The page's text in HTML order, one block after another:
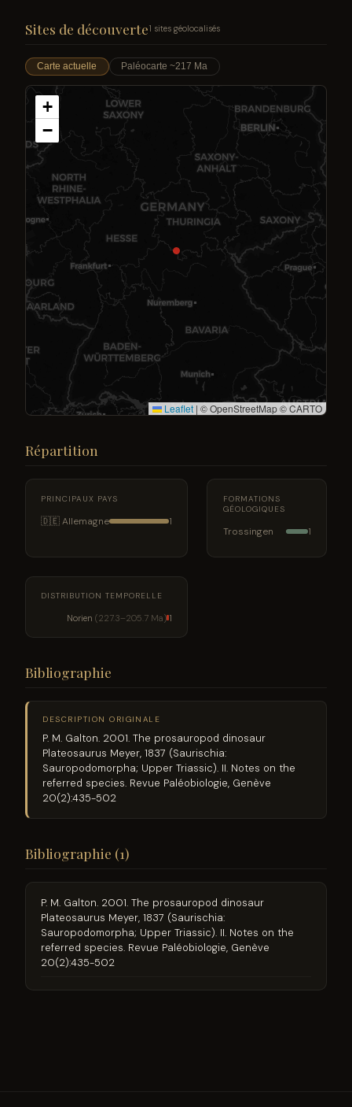
Sites de découverte1 sites géolocalisés
Carte actuelle Paléocarte ~217 Ma
+
−
Leaflet | © OpenStreetMap © CARTO
Répartition
PRINCIPAUX PAYS
🇩🇪 Allemagne 1
FORMATIONS
GÉOLOGIQUES
Trossingen 1
DISTRIBUTION TEMPORELLE
Norien (227.3–205.7 Ma) 1
Bibliographie
DESCRIPTION ORIGINALE
P. M. Galton. 2001. The prosauropod dinosaur
Plateosaurus Meyer, 1837 (Saurischia:
Sauropodomorpha; Upper Triassic). II. Notes on the
referred species. Revue Paléobiologie, Genève
20(2):435-502
Bibliographie (1)
P. M. Galton. 2001. The prosauropod dinosaur
Plateosaurus Meyer, 1837 (Saurischia:
Sauropodomorpha; Upper Triassic). II. Notes on the
referred species. Revue Paléobiologie, Genève
20(2):435-502